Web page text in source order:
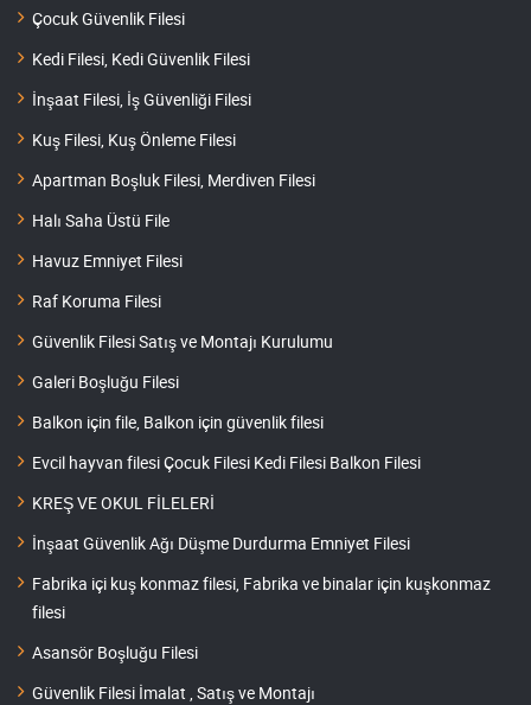
Çocuk Güvenlik Filesi
Kedi Filesi, Kedi Güvenlik Filesi
İnşaat Filesi, İş Güvenliği Filesi
Kuş Filesi, Kuş Önleme Filesi
Apartman Boşluk Filesi, Merdiven Filesi
Halı Saha Üstü File
Havuz Emniyet Filesi
Raf Koruma Filesi
Güvenlik Filesi Satış ve Montajı Kurulumu
Galeri Boşluğu Filesi
Balkon için file, Balkon için güvenlik filesi
Evcil hayvan filesi Çocuk Filesi Kedi Filesi Balkon Filesi
KREŞ VE OKUL FİLELERİ
İnşaat Güvenlik Ağı Düşme Durdurma Emniyet Filesi
Fabrika içi kuş konmaz filesi, Fabrika ve binalar için kuşkonmaz
filesi
Asansör Boşluğu Filesi
Güvenlik Filesi İmalat , Satış ve Montajı